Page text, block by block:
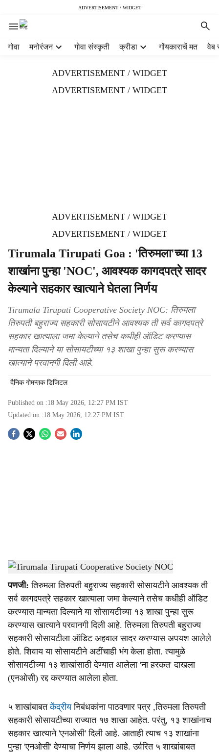
ADVERTISEMENT / WIDGET
गोवा मनोरंजन गोवा संस्कृती क्रीडा गोंयकाराचें मत वेब
ADVERTISEMENT / WIDGET
ADVERTISEMENT / WIDGET
ADVERTISEMENT / WIDGET
ADVERTISEMENT / WIDGET
Tirumala Tirupati Goa : 'तिरुमला'च्या 13
शाखांना पुन्हा 'NOC', आवश्यक कागदपत्रे सादर
केल्याने सहकार खात्याने घेतला निर्णय
Tirumala Tirupati Cooperative Society NOC: तिरुमला
तिरुपती बहुराज्य सहकारी सोसायटीने आवश्यक ती सर्व कागदपत्रे
सहकार खात्याला जमा केल्याने तसेच कधीही ऑडिट करण्यास
मान्यता दिल्याने या सोसायटीच्या १३ शाखा पुन्हा सुरू करण्यास
खात्याने परवानगी दिली आहे.
दैनिक गोमन्तक डिजिटल
Published on :18 May 2026, 12:27 PM IST
Updated on :18 May 2026, 12:27 PM IST
S
a
r
e
Tirumala Tirupati Cooperative Society NOC-Dainik Gomantak
पणजी:तिरुमला तिरुपती बहुराज्य सहकारी सोसायटीने आवश्यक ती
सर्व कागदपत्रे सहकार खात्याला जमा केल्याने तसेच कधीही ऑडिट
करण्यास मान्यता दिल्याने या सोसायटीच्या १३ शाखा पुन्हा सुरू
करण्यास खात्याने परवानगी दिली आहे. तिरुमला तिरुपती बहुराज्य
सहकारी सोसायटीला ऑडिट अहवाल सादर करण्यास अपयश आलेले
होते. शिवाय या सोसायटीने अटींचाही भंग केला होता. त्यामुळे
सोसायटीच्या १३ शाखांसाठी देण्यात आलेला 'ना हरकत' दाखला
(एनओसी) रद्द करण्यात आलेला होता.
५ शाखांबाबतकेंद्रीयनिबंधकांना पाठवणार पत्र ,तिरुमला तिरुपती
सहकारी सोसायटीच्या राज्यात १७ शाखा आहेत. परंतु, १३ शाखांनाच
सहकार खात्याने 'एनओसी' दिली आहे. आताही त्याच १३ शाखांना
पुन्हा 'एनओसी' देण्याचा निर्णय झाला आहे. उर्वरित ५ शाखांबाबत